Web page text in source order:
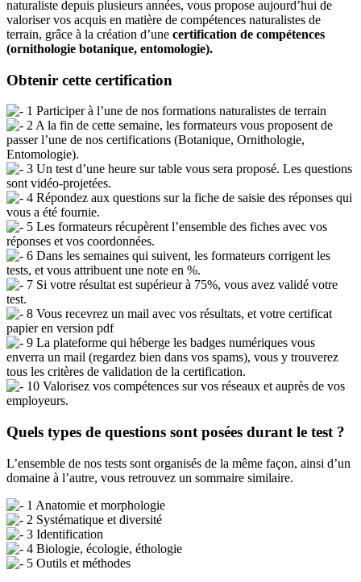
naturaliste depuis plusieurs années, vous propose aujourd’hui de
valoriser vos acquis en matière de compétences naturalistes de
terrain, grâce à la création d’une certification de compétences
(ornithologie botanique, entomologie).
Obtenir cette certification
1 Participer à l’une de nos formations naturalistes de terrain
2 A la fin de cette semaine, les formateurs vous proposent de
passer l’une de nos certifications (Botanique, Ornithologie,
Entomologie).
3 Un test d’une heure sur table vous sera proposé. Les questions
sont vidéo-projetées.
4 Répondez aux questions sur la fiche de saisie des réponses qui
vous a été fournie.
5 Les formateurs récupèrent l’ensemble des fiches avec vos
réponses et vos coordonnées.
6 Dans les semaines qui suivent, les formateurs corrigent les
tests, et vous attribuent une note en %.
7 Si votre résultat est supérieur à 75%, vous avez validé votre
test.
8 Vous recevrez un mail avec vos résultats, et votre certificat
papier en version pdf
9 La plateforme qui héberge les badges numériques vous
enverra un mail (regardez bien dans vos spams), vous y trouverez
tous les critères de validation de la certification.
10 Valorisez vos compétences sur vos réseaux et auprès de vos
employeurs.
Quels types de questions sont posées durant le test ?
L’ensemble de nos tests sont organisés de la même façon, ainsi d’un
domaine à l’autre, vous retrouvez un sommaire similaire.
1 Anatomie et morphologie
2 Systématique et diversité
3 Identification
4 Biologie, écologie, éthologie
5 Outils et méthodes